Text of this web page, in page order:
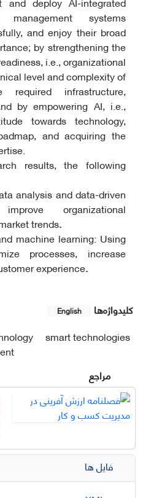
management systems
and enjoy their broad
by strengthening the
i.e., organizational
level and complexity of
infrastructure,
by empowering AI, i.e.,
towards technology,
and acquiring the
.
results, the following
analysis and data-driven
organizational
trends.
machine learning: Using
processes, increase
experience.
کلیدواژه‌ها English
smart technologies
مراجع
فایل ها